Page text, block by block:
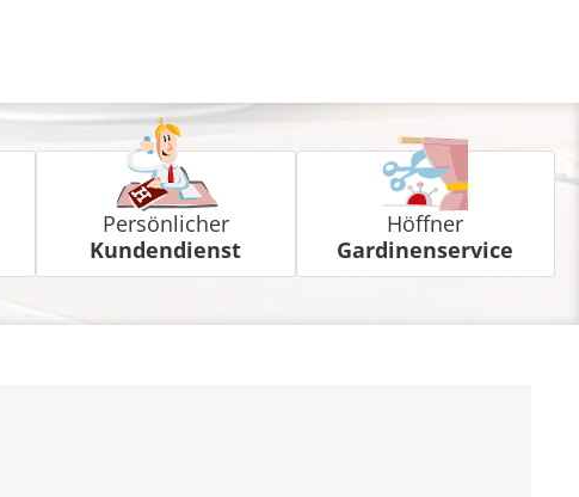
Persönlicher
Kundendienst
Höffner
Gardinenservice